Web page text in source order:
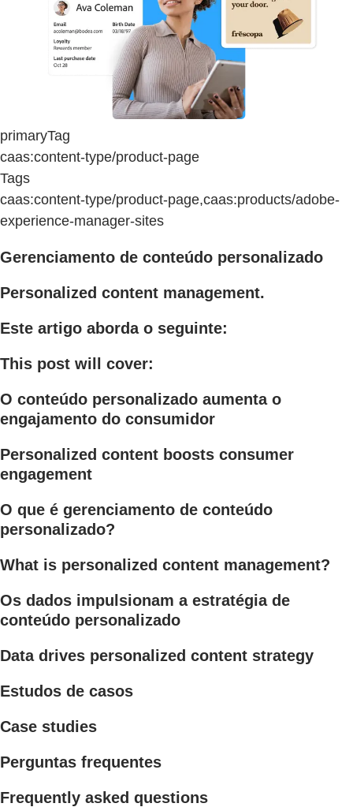
primaryTag
caas:content-type/product-page
Tags
caas:content-type/product-page,caas:products/adobe-
experience-manager-sites
Gerenciamento de conteúdo personalizado
Personalized content management.
Este artigo aborda o seguinte:
This post will cover:
O conteúdo personalizado aumenta o
engajamento do consumidor
Personalized content boosts consumer
engagement
O que é gerenciamento de conteúdo
personalizado?
What is personalized content management?
Os dados impulsionam a estratégia de
conteúdo personalizado
Data drives personalized content strategy
Estudos de casos
Case studies
Perguntas frequentes
Frequently asked questions